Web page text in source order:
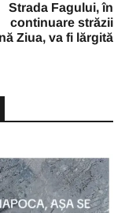
Strada Fagului, în
continuare străzii
Ziua, va fi lărgită